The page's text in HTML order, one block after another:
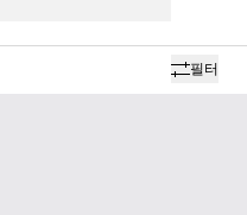
필터